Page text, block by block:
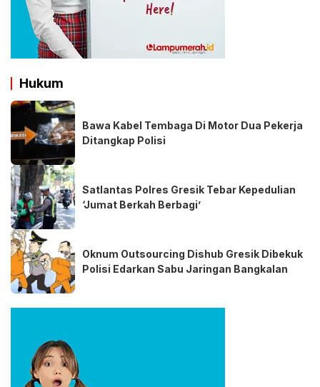
Hukum
Bawa Kabel Tembaga Di Motor Dua Pekerja
Ditangkap Polisi
Satlantas Polres Gresik Tebar Kepedulian
‘Jumat Berkah Berbagi’
Oknum Outsourcing Dishub Gresik Dibekuk
Polisi Edarkan Sabu Jaringan Bangkalan